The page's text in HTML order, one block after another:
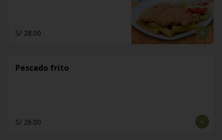
S/ 28.00
Pescado frito
S/ 26.00